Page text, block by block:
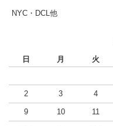
NYC・DCL他
日 月 火
2 3 4
9 10 11